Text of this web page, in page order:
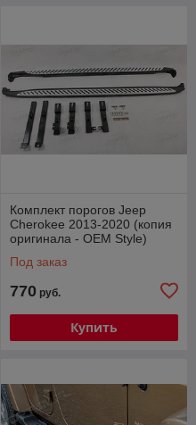
Комплект порогов Jeep
Cherokee 2013-2020 (копия
оригинала - OEM Style)
Под заказ
770 руб.
Купить